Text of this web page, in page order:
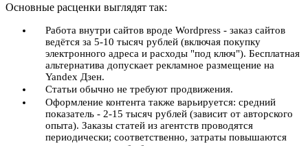
Основные расценки выглядят так:
Работа внутри сайтов вроде Wordpress - заказ сайтов
ведётся за 5-10 тысяч рублей (включая покупку
электронного адреса и расходы "под ключ"). Бесплатная
альтернатива допускает рекламное размещение на
Yandex Дзен.
Статьи обычно не требуют продвижения.
Оформление контента также варьируется: средний
показатель - 2-15 тысяч рублей (зависит от авторского
опыта). Заказы статей из агентств проводятся
периодически; соответственно, затраты повышаются